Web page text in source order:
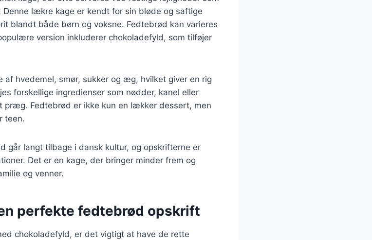
lækre kage er kendt for sin bløde og saftige
blandt både børn og voksne. Fedtebrød kan varieres
version inkluderer chokoladefyld, som tilføjer
af hvedemel, smør, sukker og æg, hvilket giver en rig
forskellige ingredienser som nødder, kanel eller
præg. Fedtebrød er ikke kun en lækker dessert, men
teen.
går langt tilbage i dansk kultur, og opskrifterne er
Det er en kage, der bringer minder frem og
og venner.
perfekte fedtebrød opskrift
chokoladefyld, er det vigtigt at have de rette